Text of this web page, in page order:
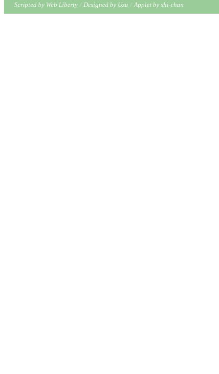
Scripted by Web Liberty / Designed by Uzu / Applet by shi-chan